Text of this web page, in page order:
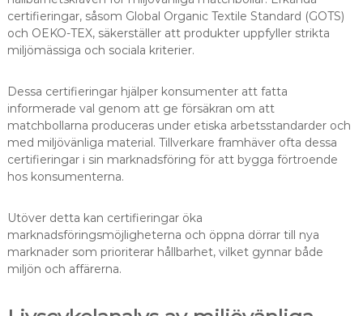
certifieringar, såsom Global Organic Textile Standard (GOTS)
och OEKO-TEX, säkerställer att produkter uppfyller strikta
miljömässiga och sociala kriterier.
Dessa certifieringar hjälper konsumenter att fatta
informerade val genom att ge försäkran om att
matchbollarna produceras under etiska arbetsstandarder och
med miljövänliga material. Tillverkare framhäver ofta dessa
certifieringar i sin marknadsföring för att bygga förtroende
hos konsumenterna.
Utöver detta kan certifieringar öka
marknadsföringsmöjligheterna och öppna dörrar till nya
marknader som prioriterar hållbarhet, vilket gynnar både
miljön och affärerna.